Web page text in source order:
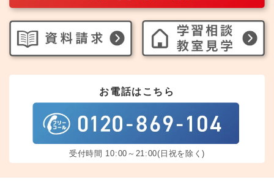
お電話はこちら
受付時間 10:00～21:00(日祝を除く)